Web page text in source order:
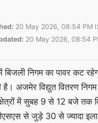
20 May 2026, 08:54 PM
20 May 2026, 08:54
निगम का पावर कट
अजमेर विद्युत वितरण निगम
में सुबह 9 से 12 बजे तक
से जुड़े 30 से ज्यादा